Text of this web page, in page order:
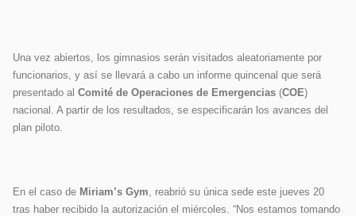
Una vez abiertos, los gimnasios serán visitados aleatoriamente por
funcionarios, y así se llevará a cabo un informe quincenal que será
presentado al Comité de Operaciones de Emergencias (COE)
nacional. A partir de los resultados, se especificarán los avances del
plan piloto.
En el caso de Miriam’s Gym , reabrió su única sede este jueves 20
tras haber recibido la autorización el miércoles. “Nos estamos tomando